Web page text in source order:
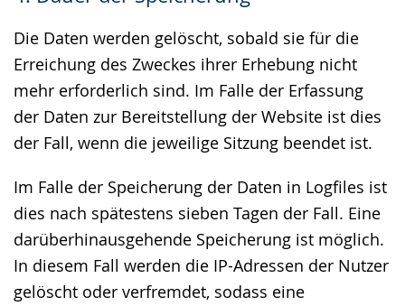
Die Daten werden gelöscht, sobald sie für die
Erreichung des Zweckes ihrer Erhebung nicht
mehr erforderlich sind. Im Falle der Erfassung
der Daten zur Bereitstellung der Website ist dies
der Fall, wenn die jeweilige Sitzung beendet ist.
Im Falle der Speicherung der Daten in Logfiles ist
dies nach spätestens sieben Tagen der Fall. Eine
darüberhinausgehende Speicherung ist möglich.
In diesem Fall werden die IP-Adressen der Nutzer
gelöscht oder verfremdet, sodass eine